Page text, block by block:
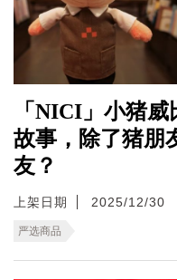
「NICI」小猪
故事，除了猪朋
友？
上架日期 2025/12/30
严选商品